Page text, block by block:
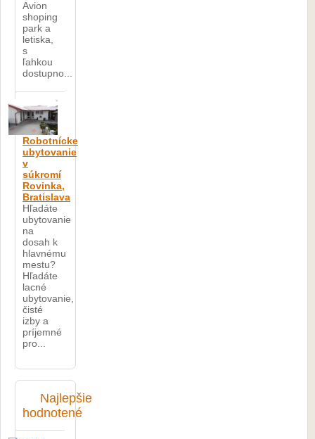
Avion
shoping
park a
letiska,
s
ľahkou
dostupno...
Robotnícke
ubytovanie
v
súkromí
Rovinka,
Bratislava
Hľadáte
ubytovanie
na
dosah k
hlavnému
mestu?
Hľadáte
lacné
ubytovanie,
čisté
izby a
príjemné
pro...
Najlepšie
hodnotené